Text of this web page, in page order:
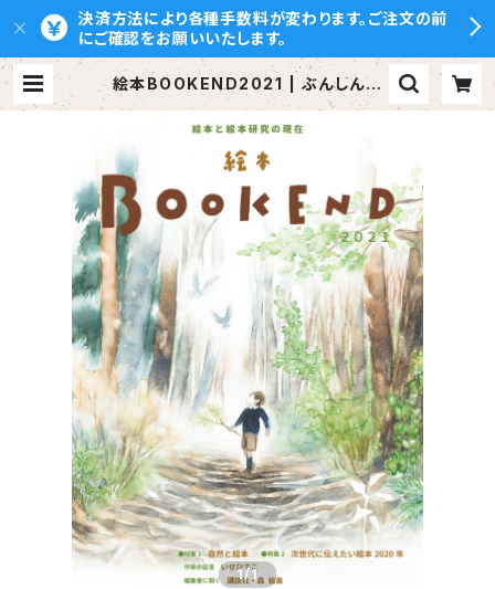
決済方法により各種手数料が変わります。ご注文の前
にご確認をお願いいたします。
絵本BOOKEND2021 | ぶんしん出
版（株式会社文伸）
1/1